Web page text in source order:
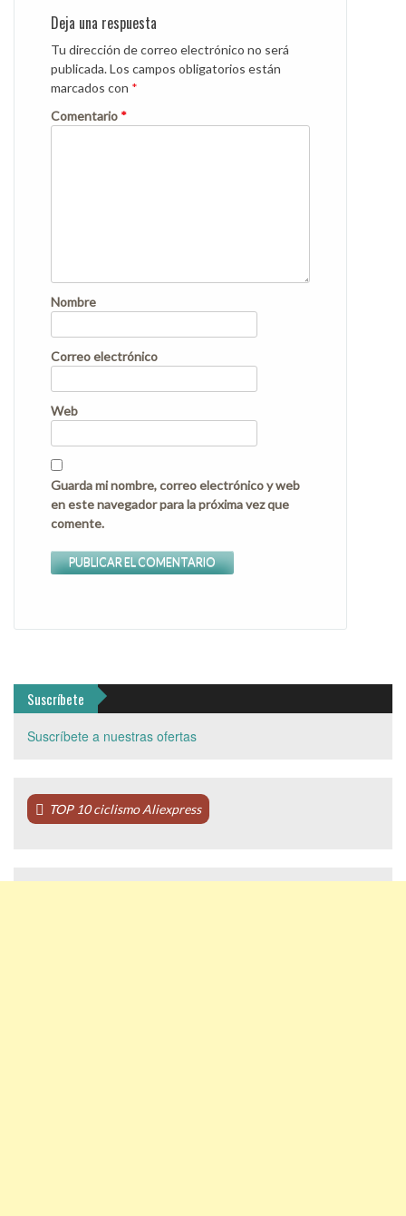
Deja una respuesta
Tu dirección de correo electrónico no será
publicada.Los campos obligatorios están
marcados con *
Comentario *
Nombre
Correo electrónico
Web
Guarda mi nombre, correo electrónico y web
en este navegador para la próxima vez que
comente.
Suscríbete
Suscríbete a nuestras ofertas
TOP 10 ciclismo Aliexpress